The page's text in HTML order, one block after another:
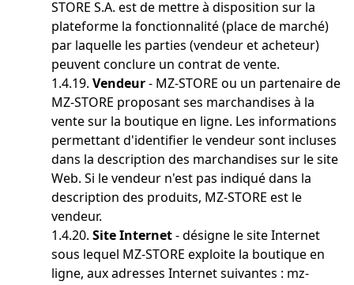
STORE S.A. est de mettre à disposition sur la
plateforme la fonctionnalité (place de marché)
par laquelle les parties (vendeur et acheteur)
peuvent conclure un contrat de vente.
1.4.19. Vendeur - MZ-STORE ou un partenaire de
MZ-STORE proposant ses marchandises à la
vente sur la boutique en ligne. Les informations
permettant d'identifier le vendeur sont incluses
dans la description des marchandises sur le site
Web. Si le vendeur n'est pas indiqué dans la
description des produits, MZ-STORE est le
vendeur.
1.4.20. Site Internet - désigne le site Internet
sous lequel MZ-STORE exploite la boutique en
ligne, aux adresses Internet suivantes : mz-